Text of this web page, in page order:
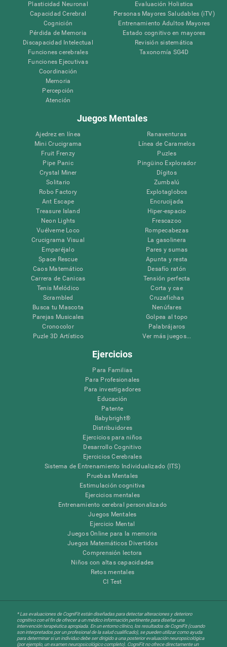
Plasticidad Neuronal
Capacidad Cerebral
Cognición
Pérdida de Memoria
Discapacidad Intelectual
Funciones cerebrales
Funciones Ejecutivas
Coordinación
Memoria
Percepción
Atención
Evaluación Holistica
Personas Mayores Saludables (iTV)
Entrenamiento Adultos Mayores
Estado cognitivo en mayores
Revisión sistemática
Taxonomía SG4D
Juegos Mentales
Ajedrez en línea
Mini Crucigrama
Fruit Frenzy
Pipe Panic
Crystal Miner
Solitario
Robo Factory
Ant Escape
Treasure Island
Neon Lights
Vuélveme Loco
Crucigrama Visual
Emparéjalo
Space Rescue
Caos Matemático
Carrera de Canicas
Tenis Melódico
Scrambled
Busca tu Mascota
Parejas Musicales
Cronocolor
Puzle 3D Artístico
Ranaventuras
Línea de Caramelos
Puzles
Pingüino Explorador
Dígitos
Zumbalú
Explotaglobos
Encrucijada
Hiper-espacio
Frescazoo
Rompecabezas
La gasolinera
Pares y sumas
Apunta y resta
Desafío ratón
Tensión perfecta
Corta y cae
Cruzafichas
Nenúfares
Golpea al topo
Palabrájaros
Ver más juegos...
Ejercicios
Para Familias
Para Profesionales
Para investigadores
Educación
Patente
Babybright®
Distribuidores
Ejercicios para niños
Desarrollo Cognitivo
Ejercicios Cerebrales
Sistema de Entrenamiento Individualizado (ITS)
Pruebas Mentales
Estimulación cognitiva
Ejercicios mentales
Entrenamiento cerebral personalizado
Juegos Mentales
Ejercicio Mental
Juegos Online para la memoria
Juegos Matemáticos Divertidos
Comprensión lectora
Niños con altas capacidades
Retos mentales
CI Test
* Las evaluaciones de CogniFit están diseñadas para detectar alteraciones y deterioro
cognitivo con el fin de ofrecer a un médico información pertinente para diseñar una
intervención terapéutica apropiada. En un entorno clínico, los resultados de CogniFit (cuando
son interpretados por un profesional de la salud cualificado), se pueden utilizar como ayuda
para determinar si un individuo debe ser dirigido a una posterior evaluación neuropsicológica
(por ejemplo, un examen neuropsicológico completo). CogniFit no ofrece directamente un